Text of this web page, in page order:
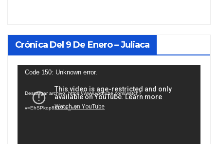
Crónica Del 9 De Enero – Juliaca
Reproductor
vídeo
Code 150: Unknown error.
Descargar archivo: https://www.youtube.com/watch?
v=EhSPkop8KPY&_=1